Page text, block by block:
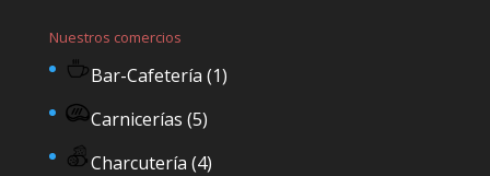
Nuestros comercios
Bar-Cafetería (1)
Carnicerías (5)
Charcutería (4)